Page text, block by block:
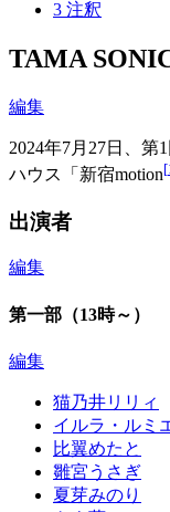
3 注釈
TAMA
編集
2024年7月27日、
ハウス「新宿motion[
出演者
編集
第一部（13時～）
編集
猫乃井リリィ
イルラ・ルミ
比翼めたと
雛宮うさぎ
夏芽みのり